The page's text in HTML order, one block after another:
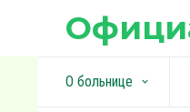
О больнице keyboard_arrow_down